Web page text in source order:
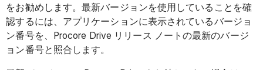
をお勧めします。最新バージョンを使用していることを確
認するには、アプリケーションに表示されているバージョ
ン番号を、Procore Drive リリース ノートの最新のバージ
ョン番号と照合します。